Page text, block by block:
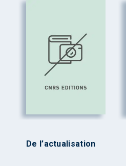
De l’actualisation